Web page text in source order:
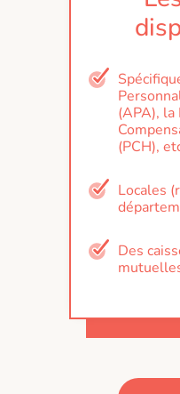
(APA),
(PCH),
Locales
Des